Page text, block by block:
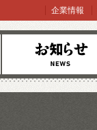
お知らせ
企業情報